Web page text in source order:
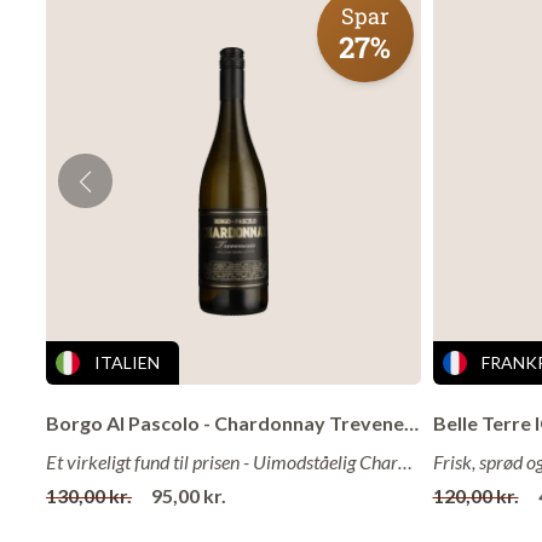
:
Sordo
med at dyrke
generationer
nøje udvalgte
af Giorgio
MGA'er.
med naturen
Spar
27%
ITALIEN
Borgo Al Pascolo - Chardonnay Trevenezie 2023
Et virkeligt fund til prisen - Uimodståelig Chardonnay med 99 point!
130,00 kr.
95,00 kr.
120,00 kr.